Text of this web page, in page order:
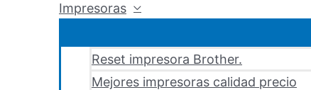
Impresoras
Reset impresora Brother.
Mejores impresoras calidad precio